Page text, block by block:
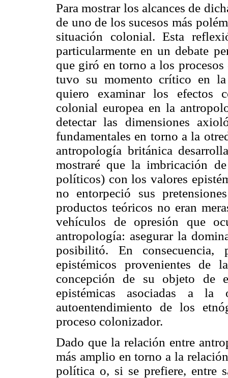
Para mostrar los alcances de
de uno de los sucesos más
situación colonial. Esta
particularmente en un debate
que giró en torno a los
tuvo su momento crítico en la
quiero examinar los efectos
colonial europea en la
detectar las dimensiones
fundamentales en torno a la
antropología británica
mostraré que la imbricación
políticos) con los valores
no entorpeció sus
productos teóricos no eran
vehículos de opresión que
antropología: asegurar la
posibilitó. En
epistémicos provenientes de
concepción de su objeto de
epistémicas asociadas a la
autoentendimiento de los
proceso colonizador.
Dado que la relación entre
más amplio en torno a la
política o, si se prefiere, entre